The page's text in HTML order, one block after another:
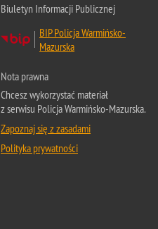
Biuletyn Informacji Publicznej
BIP Policja Warmińsko-
Mazurska
Nota prawna
Chcesz wykorzystać materiał
z serwisu Policja Warmińsko-Mazurska.
Zapoznaj się z zasadami
Polityka prywatności